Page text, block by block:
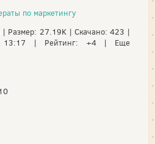
по маркетингу
| Размер: 27.19K | Скачано: 423 |
13:17 | Рейтинг: +4 | Еще